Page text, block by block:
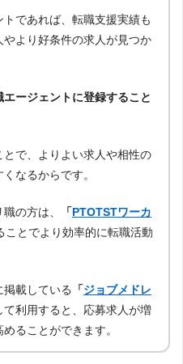
であれば、転職支援実績も
より好条件の求人が見つか
ージェントに登録すること
で、よりよい求人や相性の
なるからです。
の方は、 「PTOTSTワーカ
ことでより効率的に転職活動
掲載している 「ジョブメドレ
利用すると、応募求人が増
ることができます。